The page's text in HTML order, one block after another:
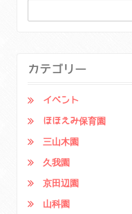
カテゴリー
イベント
ほほえみ保育園
三山木園
久我園
京田辺園
山科園